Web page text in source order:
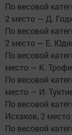
По весовой
2 место — Д.
По весовой
2 место — Е.
По весовой
место — К.
По весовой
место — И.
По весовой
Исхаков, 2
По весовой